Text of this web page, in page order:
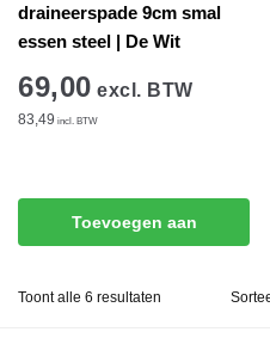
draineerspade 9cm smal
essen steel | De Wit
69,00 excl. BTW
83,49 incl. BTW
Toevoegen aan
Toont alle 6 resultaten Gesorteerd